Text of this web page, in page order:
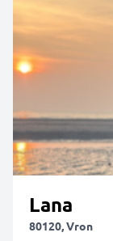
Lana
80120, Vron